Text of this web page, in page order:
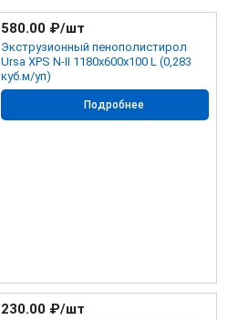
Экструзионный пенополистирол
Ursa XPS N-II 1180х600х100 L (0,283
куб.м/уп)
580.00 ₽/шт
Подробнее
230.00 ₽/шт